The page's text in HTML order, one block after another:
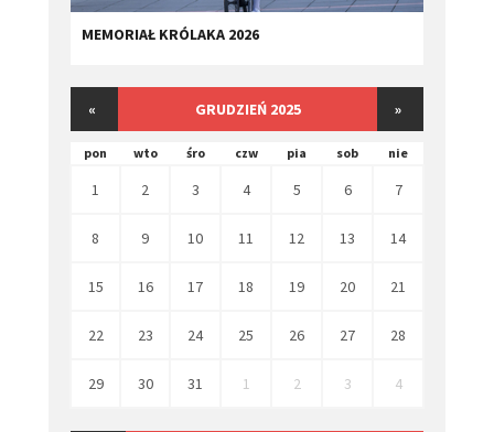
MEMORIAŁ KRÓLAKA 2026
« GRUDZIEŃ 2025 »
pon wto śro czw pia sob nie
1 2 3 4 5 6 7
8 9 10 11 12 13 14
15 16 17 18 19 20 21
22 23 24 25 26 27 28
29 30 31 1 2 3 4